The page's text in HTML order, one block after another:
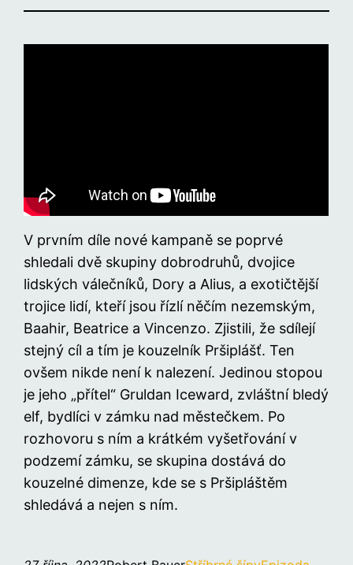
V prvním díle nové kampaně se poprvé
shledali dvě skupiny dobrodruhů, dvojice
lidských válečníků, Dory a Alius, a exotičtější
trojice lidí, kteří jsou řízlí něčím nezemským,
Baahir, Beatrice a Vincenzo. Zjistili, že sdílejí
stejný cíl a tím je kouzelník Pršiplášť. Ten
ovšem nikde není k nalezení. Jedinou stopou
je jeho „přítel“ Gruldan Iceward, zvláštní bledý
elf, bydlíci v zámku nad městečkem. Po
rozhovoru s ním a krátkém vyšetřování v
podzemí zámku, se skupina dostává do
kouzelné dimenze, kde se s Pršipláštěm
shledává a nejen s ním.